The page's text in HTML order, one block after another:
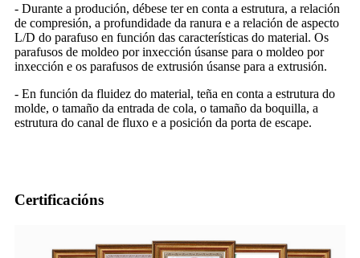
- Durante a produción, débese ter en conta a estrutura, a relación
de compresión, a profundidade da ranura e a relación de aspecto
L/D do parafuso en función das características do material. Os
parafusos de moldeo por inxección úsanse para o moldeo por
inxección e os parafusos de extrusión úsanse para a extrusión.
- En función da fluidez do material, teña en conta a estrutura do
molde, o tamaño da entrada de cola, o tamaño da boquilla, a
estrutura do canal de fluxo e a posición da porta de escape.
Certificacións